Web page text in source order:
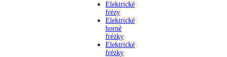
Elektrické
frézy
Elektrické
horné
frézky
Elektrické
frézky